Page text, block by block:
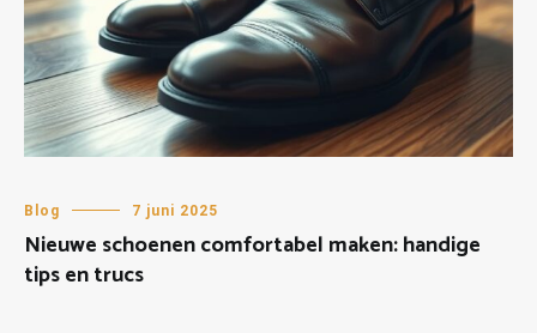
Blog 7 juni 2025
Nieuwe schoenen comfortabel maken: handige
tips en trucs